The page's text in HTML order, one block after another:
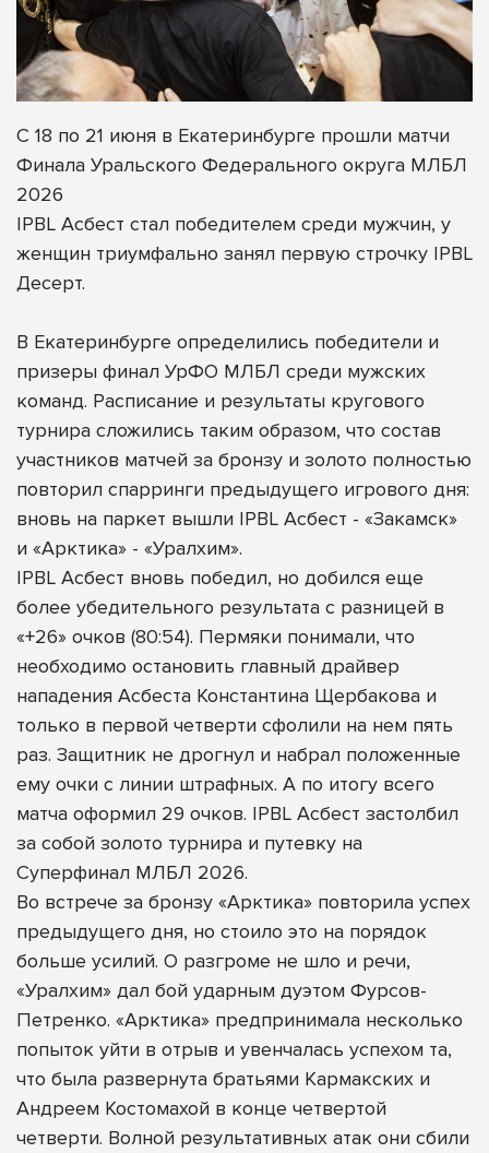
С 18 по 21 июня в Екатеринбурге прошли матчи
Финала Уральского Федерального округа МЛБЛ
2026
IPBL Асбест стал победителем среди мужчин, у
женщин триумфально занял первую строчку IPBL
Десерт.
В Екатеринбурге определились победители и
призеры финал УрФО МЛБЛ среди мужских
команд. Расписание и результаты кругового
турнира сложились таким образом, что состав
участников матчей за бронзу и золото полностью
повторил спарринги предыдущего игрового дня:
вновь на паркет вышли IPBL Асбест - «Закамск»
и «Арктика» - «Уралхим».
IPBL Асбест вновь победил, но добился еще
более убедительного результата с разницей в
«+26» очков (80:54). Пермяки понимали, что
необходимо остановить главный драйвер
нападения Асбеста Константина Щербакова и
только в первой четверти сфолили на нем пять
раз. Защитник не дрогнул и набрал положенные
ему очки с линии штрафных. А по итогу всего
матча оформил 29 очков. IPBL Асбест застолбил
за собой золото турнира и путевку на
Суперфинал МЛБЛ 2026.
Во встрече за бронзу «Арктика» повторила успех
предыдущего дня, но стоило это на порядок
больше усилий. О разгроме не шло и речи,
«Уралхим» дал бой ударным дуэтом Фурсов-
Петренко. «Арктика» предпринимала несколько
попыток уйти в отрыв и увенчалась успехом та,
что была развернута братьями Кармакских и
Андреем Костомахой в конце четвертой
четверти. Волной результативных атак они сбили